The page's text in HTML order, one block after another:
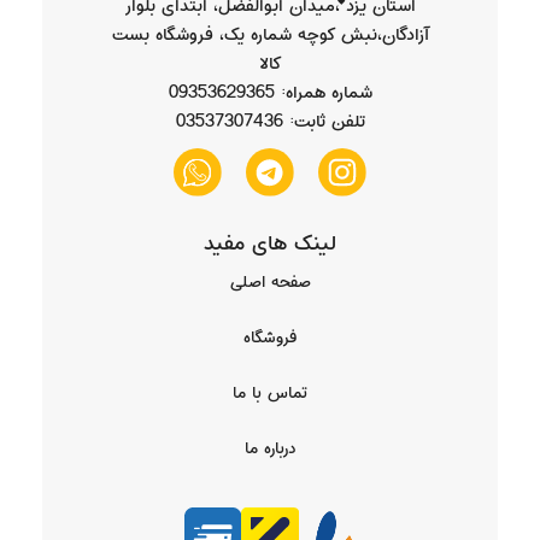
استان یزد ،میدان ابوالفضل، ابتدای بلوار
آزادگان،نبش کوچه شماره یک، فروشگاه بست
کالا
شماره همراه: 09353629365
تلفن ثابت: 03537307436
لینک های مفید
صفحه اصلی
فروشگاه
تماس با ما
درباره ما